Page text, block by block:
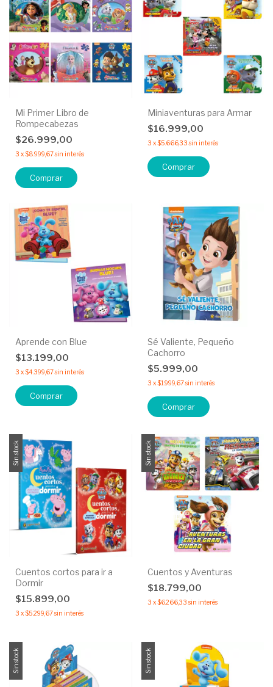
Mi Primer Libro de
Rompecabezas
$26.999,00
3 x$8.999,67sin interés
Comprar
Miniaventuras para Armar
$16.999,00
3 x$5.666,33 sin interés
Comprar
Aprende con Blue
$13.199,00
3 x$4.399,67sin interés
Comprar
Sé Valiente, Pequeño
Cachorro
$5.999,00
3 x$1.999,67sin interés
Sin stock
Cuentos cortos para ir a
Dormir
$15.899,00
3 x$5.299,67sin interés
Sin stock
Cuentos y Aventuras
$18.799,00
3 x$6.266,33 sin interés
Sin stock Sin stock